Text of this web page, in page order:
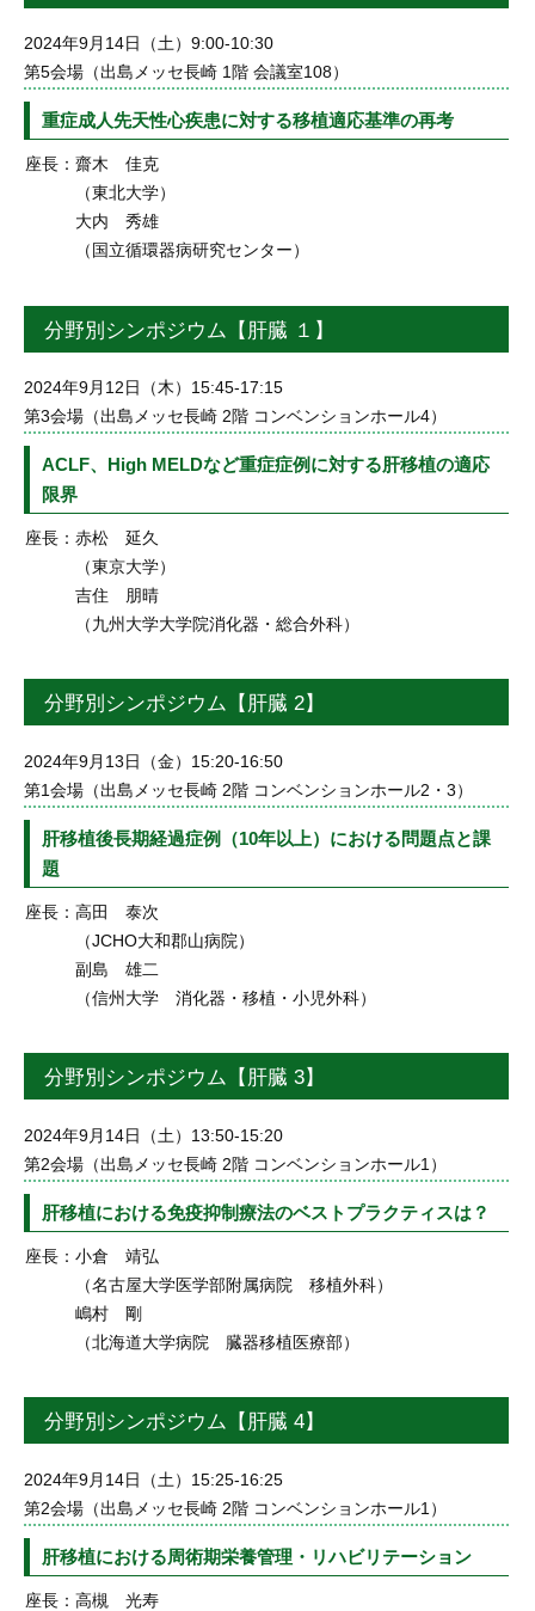
2024年9月14日（土）9:00-10:30
第5会場（出島メッセ長崎 1階 会議室108）
重症成人先天性心疾患に対する移植適応基準の再考
座長： 齋木 佳克
（東北大学）
大内 秀雄
（国立循環器病研究センター）
分野別シンポジウム【肝臓 １】
2024年9月12日（木）15:45-17:15
第3会場（出島メッセ長崎 2階 コンベンションホール4）
ACLF、High MELDなど重症症例に対する肝移植の適応
限界
座長： 赤松 延久
（東京大学）
吉住 朋晴
（九州大学大学院消化器・総合外科）
分野別シンポジウム【肝臓 2】
2024年9月13日（金）15:20-16:50
第1会場（出島メッセ長崎 2階 コンベンションホール2・3）
肝移植後長期経過症例（10年以上）における問題点と課
題
座長： 高田 泰次
（JCHO大和郡山病院）
副島 雄二
（信州大学 消化器・移植・小児外科）
分野別シンポジウム【肝臓 3】
2024年9月14日（土）13:50-15:20
第2会場（出島メッセ長崎 2階 コンベンションホール1）
肝移植における免疫抑制療法のベストプラクティスは？
座長： 小倉 靖弘
（名古屋大学医学部附属病院 移植外科）
嶋村 剛
（北海道大学病院 臓器移植医療部）
分野別シンポジウム【肝臓 4】
2024年9月14日（土）15:25-16:25
第2会場（出島メッセ長崎 2階 コンベンションホール1）
肝移植における周術期栄養管理・リハビリテーション
座長： 高槻 光寿